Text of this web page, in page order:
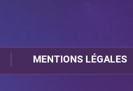
MENTIONS LÉGALES